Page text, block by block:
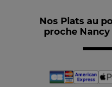
Nos Plats au
proche